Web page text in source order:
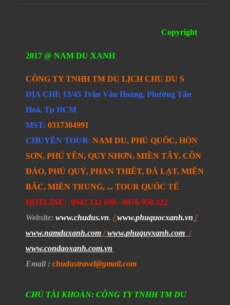
Copyright
2017 @ NAM DU XANH
CÔNG TY TNHH TM DU LỊCH CHU DU S
ĐỊA CHỈ: 13/45 Trần Văn Hoàng, Phường Tân
Hoà, Tp HCM
MST: 0317304991
CHUYÊN TOUR: NAM DU, PHÚ QUỐC, HÒN
SƠN, PHÚ YÊN, QUY NHƠN, MIỀN TÂY, CÔN
ĐẢO, PHÚ QUÝ, PHAN THIẾT, ĐÀ LẠT, MIỀN
BẮC, MIỀN TRUNG, ... TOUR QUỐC TẾ
HOTLINE: 0942 132 699 - 0976 950 322
Website: www.chudus.vn./www.phuquocxanh.vn /
www.namduxanh.com/www.phuquyxanh.com /
www.condaoxanh.com.vn
Email: chudustravel@gmail.com
CHỦ TÀI KHOẢN: CÔNG TY TNHH TM DU